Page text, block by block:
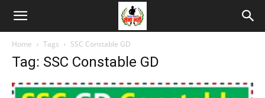
Home Tags SSC Constable GD
Tag: SSC Constable GD